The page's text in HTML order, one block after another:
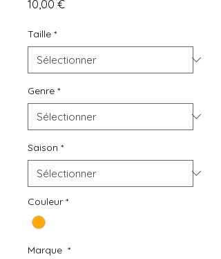
10,00 €Prix
Taille *
Genre *
Saison *
Couleur *
Marque *